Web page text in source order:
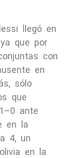
llegó en
que por
con
en
sólo
que
ante
en la
4, un
en la